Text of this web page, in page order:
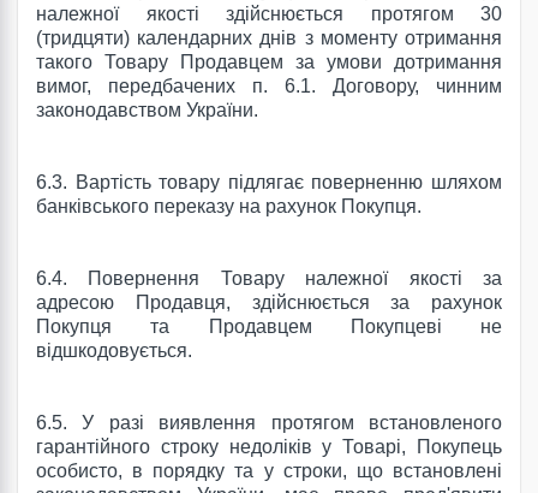
належної якості здійснюється протягом 30
(тридцяти) календарних днів з моменту отримання
такого Товару Продавцем за умови дотримання
вимог, передбачених п. 6.1. Договору, чинним
законодавством України.
6.3. Вартість товару підлягає поверненню шляхом
банківського переказу на рахунок Покупця.
6.4. Повернення Товару належної якості за
адресою Продавця, здійснюється за рахунок
Покупця та Продавцем Покупцеві не
відшкодовується.
6.5. У разі виявлення протягом встановленого
гарантійного строку недоліків у Товарі, Покупець
особисто, в порядку та у строки, що встановлені